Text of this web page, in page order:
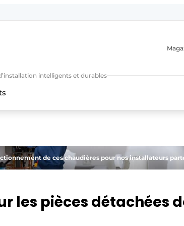
intelligents et durables
de ces chaudières pour nos installateurs
les pièces détachées